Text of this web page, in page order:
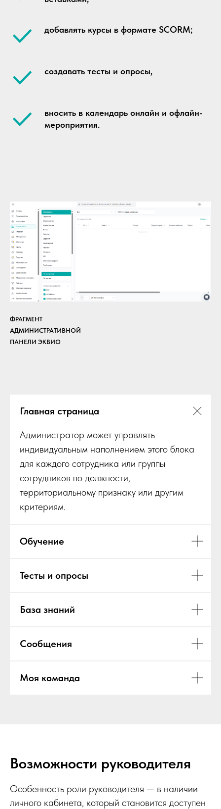
добавлять курсы в формате SCORM;
создавать тесты и опросы,
вносить в календарь онлайн и офлайн-
мероприятия.
ФРАГМЕНТ
АДМИНИСТРАТИВНОЙ
ПАНЕЛИ ЭКВИО
Главная страница
Администратор может управлять
индивидуальным наполнением этого блока
для каждого сотрудника или группы
сотрудников по должности,
территориальному признаку или другим
критериям.
Обучение
Тесты и опросы
База знаний
Сообщения
Моя команда
Возможности руководителя
Особенность роли руководителя — в наличии
личного кабинета, который становится доступен